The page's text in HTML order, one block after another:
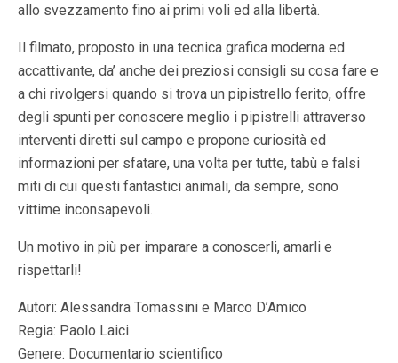
allo svezzamento fino ai primi voli ed alla libertà.
Il filmato, proposto in una tecnica grafica moderna ed
accattivante, da’ anche dei preziosi consigli su cosa fare e
a chi rivolgersi quando si trova un pipistrello ferito, offre
degli spunti per conoscere meglio i pipistrelli attraverso
interventi diretti sul campo e propone curiosità ed
informazioni per sfatare, una volta per tutte, tabù e falsi
miti di cui questi fantastici animali, da sempre, sono
vittime inconsapevoli.
Un motivo in più per imparare a conoscerli, amarli e
rispettarli!
Autori: Alessandra Tomassini e Marco D’Amico
Regia: Paolo Laici
Genere: Documentario scientifico